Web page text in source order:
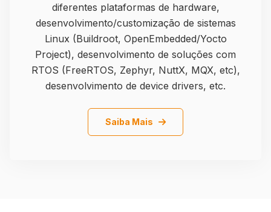
diferentes plataformas de hardware,
desenvolvimento/customização de sistemas
Linux (Buildroot, OpenEmbedded/Yocto
Project), desenvolvimento de soluções com
RTOS (FreeRTOS, Zephyr, NuttX, MQX, etc),
desenvolvimento de device drivers, etc.
Saiba Mais Details